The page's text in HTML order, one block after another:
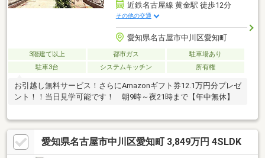
近鉄名古屋線 黄金駅 徒歩12分
その他の交通
愛知県名古屋市中川区愛知町
3階建て以上 都市ガス
駐車場あり
駐車3台
システムキッチン 所有権
お引越し無料サービス！さらにAmazonギフト券12.1万円分プレゼ
ント！！当日見学可能です！ 朝9時～夜21時まで【年中無休】
愛知県名古屋市中川区愛知町 3,849万円 4SLDK